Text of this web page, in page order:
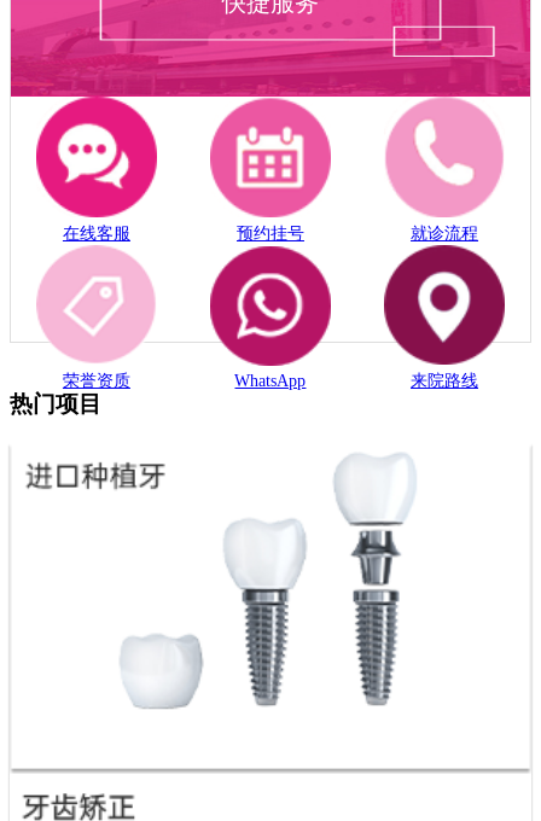
在线客服 预约挂号 就诊流程
荣誉资质 WhatsApp 来院路线
热门项目